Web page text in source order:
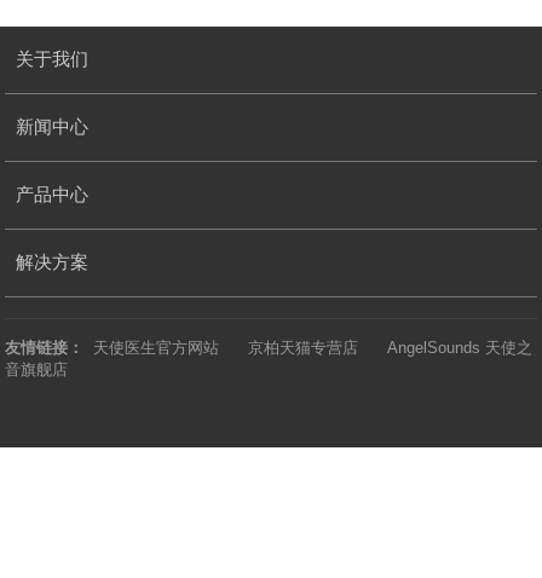
关于我们
新闻中心
产品中心
解决方案
友情链接： 天使医生官方网站 京柏天猫专营店
AngelSounds 天使之
音旗舰店